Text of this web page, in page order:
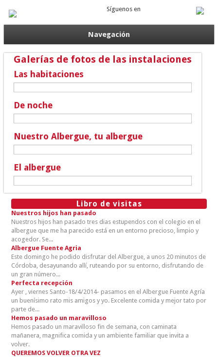
Síguenos en
Navegación
Galerías de fotos de las instalaciones
Las habitaciones
De noche
Nuestro Albergue, tu albergue
El albergue
Libro de visitas
Nuestros hijos han pasado
Nuestros hijos han pasado tres dias estupendos con el colegio en el
albergue que me ha parecido está en un entorno precioso, limpio y
acogedor. Se...
Albergue Fuente Agria
Este domingo he podido disfrutar del Albergue, a unos 20 minutos de
Córdoba, desayunando allí, ruteando por su entorno, disfrutando de
un gran número...
Perfecta recepción
Ayer , viernes Santo-18/4/2014- pasamos en el Albergue Fuente Agría
un buenísimo rato mis amigos y yo. Excelente comida y mejor tato por
parte de...
Hemos pasado un maravilloso
Hemos pasado un maravilloso fin de semana, con caminata
mañanera, magnifica comida y un ambiente familiar que invita a
volver.
QUEREMOS VOLVER OTRA VEZ